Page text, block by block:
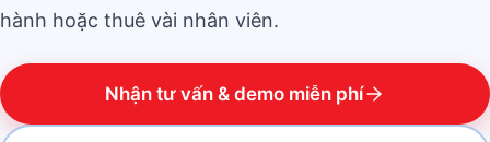
hành hoặc thuê vài nhân viên.
Nhận tư vấn & demo miễn phí